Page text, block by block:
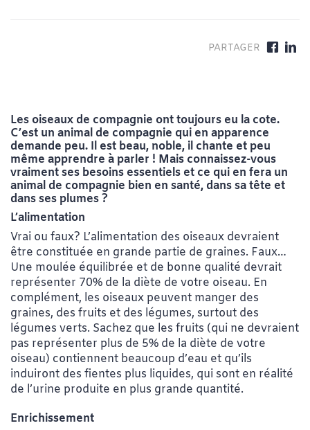
Les oiseaux de compagnie ont toujours eu la cote.
C’est un animal de compagnie qui en apparence
demande peu. Il est beau, noble, il chante et peu
même apprendre à parler ! Mais connaissez-vous
vraiment ses besoins essentiels et ce qui en fera un
animal de compagnie bien en santé, dans sa tête et
dans ses plumes ?
L’alimentation
Vrai ou faux? L’alimentation des oiseaux devraient
être constituée en grande partie de graines. Faux…
Une moulée équilibrée et de bonne qualité devrait
représenter 70% de la diète de votre oiseau. En
complément, les oiseaux peuvent manger des
graines, des fruits et des légumes, surtout des
légumes verts. Sachez que les fruits (qui ne devraient
pas représenter plus de 5% de la diète de votre
oiseau) contiennent beaucoup d’eau et qu’ils
induiront des fientes plus liquides, qui sont en réalité
de l’urine produite en plus grande quantité.
Enrichissement